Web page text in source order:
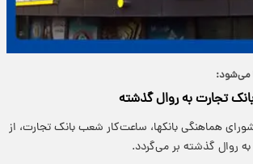
تجارت به روال گذشته
هماهنگی بانکها، ساعت‌کار شعب بانک تجارت، از